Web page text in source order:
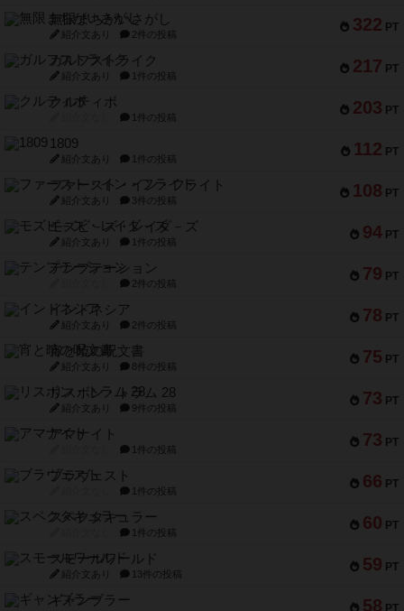
322 PT
無限まちがいさがし
紹介文あり 2件の投稿
217 PT
ガルフストライク
紹介文あり 1件の投稿
203 PT
クルティボ
1件の投稿
112 PT
1809
紹介文あり 1件の投稿
108 PT
ファースト・イン・フライト
紹介文あり 3件の投稿
94 PT
モズビ－ズ・レイダ－ズ
紹介文あり 1件の投稿
79 PT
テンプテーション
2件の投稿
78 PT
インドネシア
紹介文あり 2件の投稿
75 PT
宵と暁の呪文書
紹介文あり 8件の投稿
73 PT
リスボン・トラム 28
紹介文あり 9件の投稿
73 PT
アマナイト
1件の投稿
66 PT
ブラヴェスト
1件の投稿
60 PT
スペクタキュラー
1件の投稿
59 PT
スモールワールド
紹介文あり 13件の投稿
58
ギャンブラー